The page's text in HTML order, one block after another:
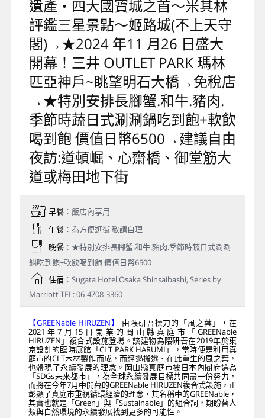
遺產‧四大國寶城之首～米其林
評鑑三星景點～姬路城(不上天守
閣)→★2024 年11 月26 日盛大
開幕！三井 OUTLET PARK 瑪林
匹亞神戶~眺望明石大橋→免稅店
→★特別安排長腳蟹.和牛.豬肉.
季節時蔬日式涮涮鍋吃到飽+軟飲
喝到飽 價值日幣6500→建議自由
夜訪:道頓崛、心齋橋、御堂筋大
道或梅田地下街
早餐：飯店內享用
午餐：為方便逛街 敬請自理
晚餐：★特別安排長腳蟹.和牛.豬肉.季節時蔬日式涮涮
鍋吃到飽+軟飲喝到飽 價值日幣6500
住宿：Sugata Hotel Osaka Shinsaibashi, Series by
Marriott TEL: 06-4708-3360
【GREENable HIRUZEN】 由隈研吾操刀的「風之葉」，在
2021年7月15日開業的岡山縣真庭市「GREENable
HIRUZEN」複合式設施登場。該建物為隈研吾在2019年於東
京設計的臨時展館「CLT PARK HARUMI」，當時便是利用真
庭市的CLT木材製作而成，而經過搬遷、在此重生的風之葉，
也體現了永續發展的理念。岡山縣真庭市被日本內閣府選為
「SDGs未來都市」，為全球永續發展目標共同盡一份努力，
而將在今年7月中開幕的GREENable HIRUZEN複合式設施，正
彰顯了真庭市重視循環經濟的理念，其名稱中的GREENable，
其實也就是「Green」與「Sustainable」的組合詞，期盼替人
類與自然環境的永續發展找到更多的可能性。